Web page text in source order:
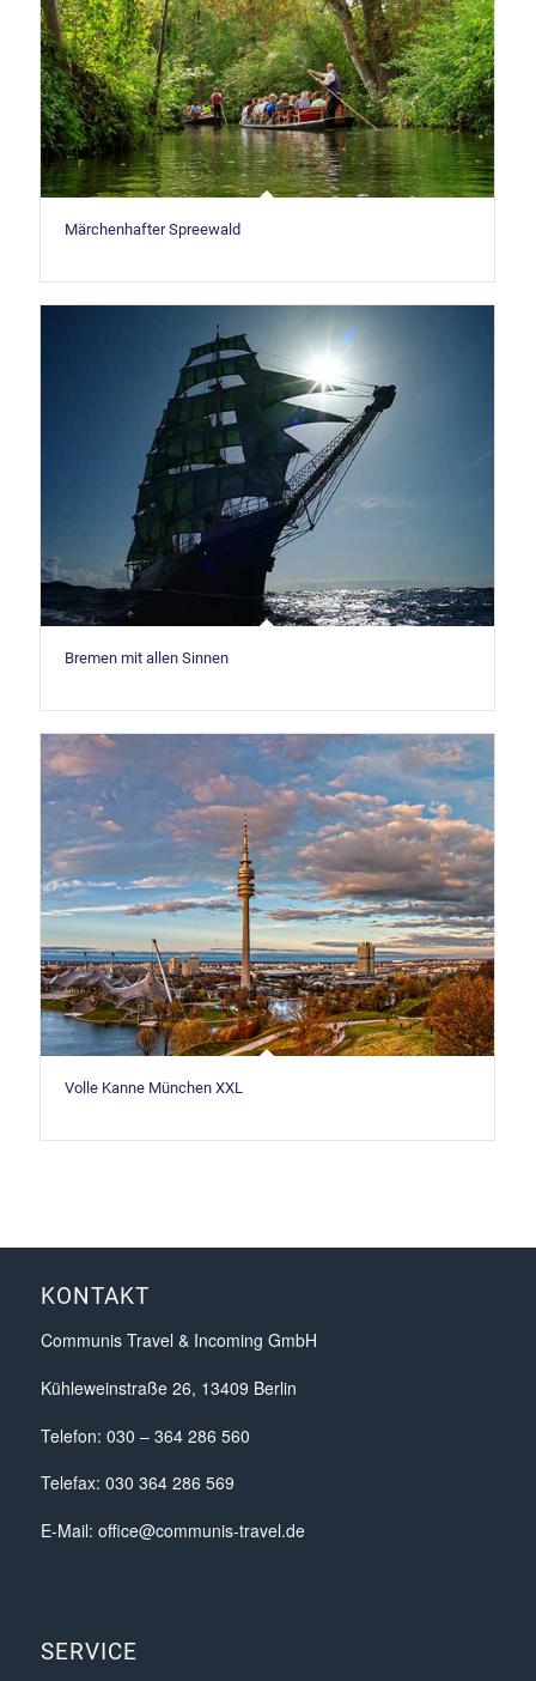
Märchenhafter Spreewald
Bremen mit allen Sinnen
Volle Kanne München XXL
KONTAKT
Communis Travel & Incoming GmbH
Kühleweinstraße 26, 13409 Berlin
Telefon: 030 – 364 286 560
Telefax: 030 364 286 569
E-Mail: office@communis-travel.de
SERVICE